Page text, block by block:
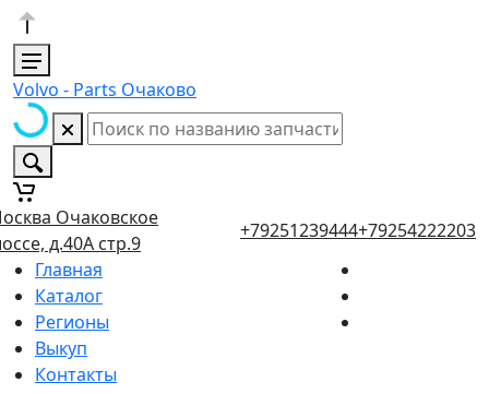
Volvo - Parts Очаково
Очаковское
д.40А стр.9
+79251239444+79254222203
Главная
Каталог
Регионы
Выкуп
Контакты